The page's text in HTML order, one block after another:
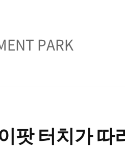
PARKPARK
팟 터치가 따